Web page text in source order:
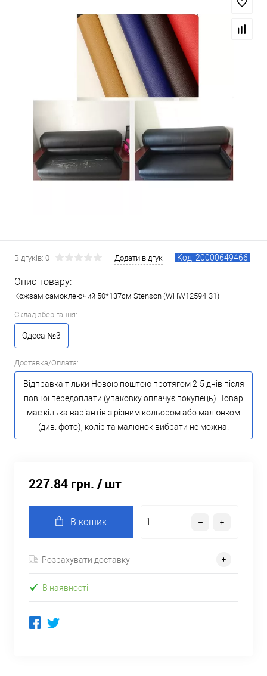
Відгуків: 0 Додати відгук Код: 20000649466
Опис товару:
Кожзам самоклеючий 50*137см Stenson (WHW12594-31)
Склад зберігання:
Одеса №3
Доставка/Оплата:
Відправка тільки Новою поштою протягом 2-5 днів після
повної передоплати (упаковку оплачує покупець). Товар
має кілька варіантів з різним кольором або малюнком
(див. фото), колір та малюнок вибрати не можна!
227.84 грн. / шт
В кошик
Розрахувати доставку
В наявності